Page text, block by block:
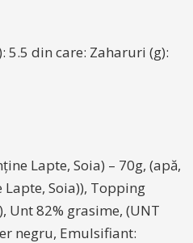
5.5 din care: Zaharuri (g):
Lapte, Soia) – 70g, (apă,
Soia)), Topping
Unt 82% grasime, (UNT
negru, Emulsifiant: